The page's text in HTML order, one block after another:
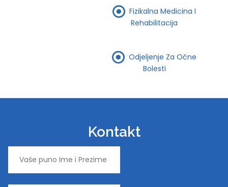
Fizikalna Medicina I
Rehabilitacija
Odjeljenje Za Očne
Bolesti
Kontakt